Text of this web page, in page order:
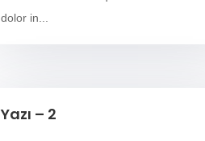
dolor in...
Yazı – 2